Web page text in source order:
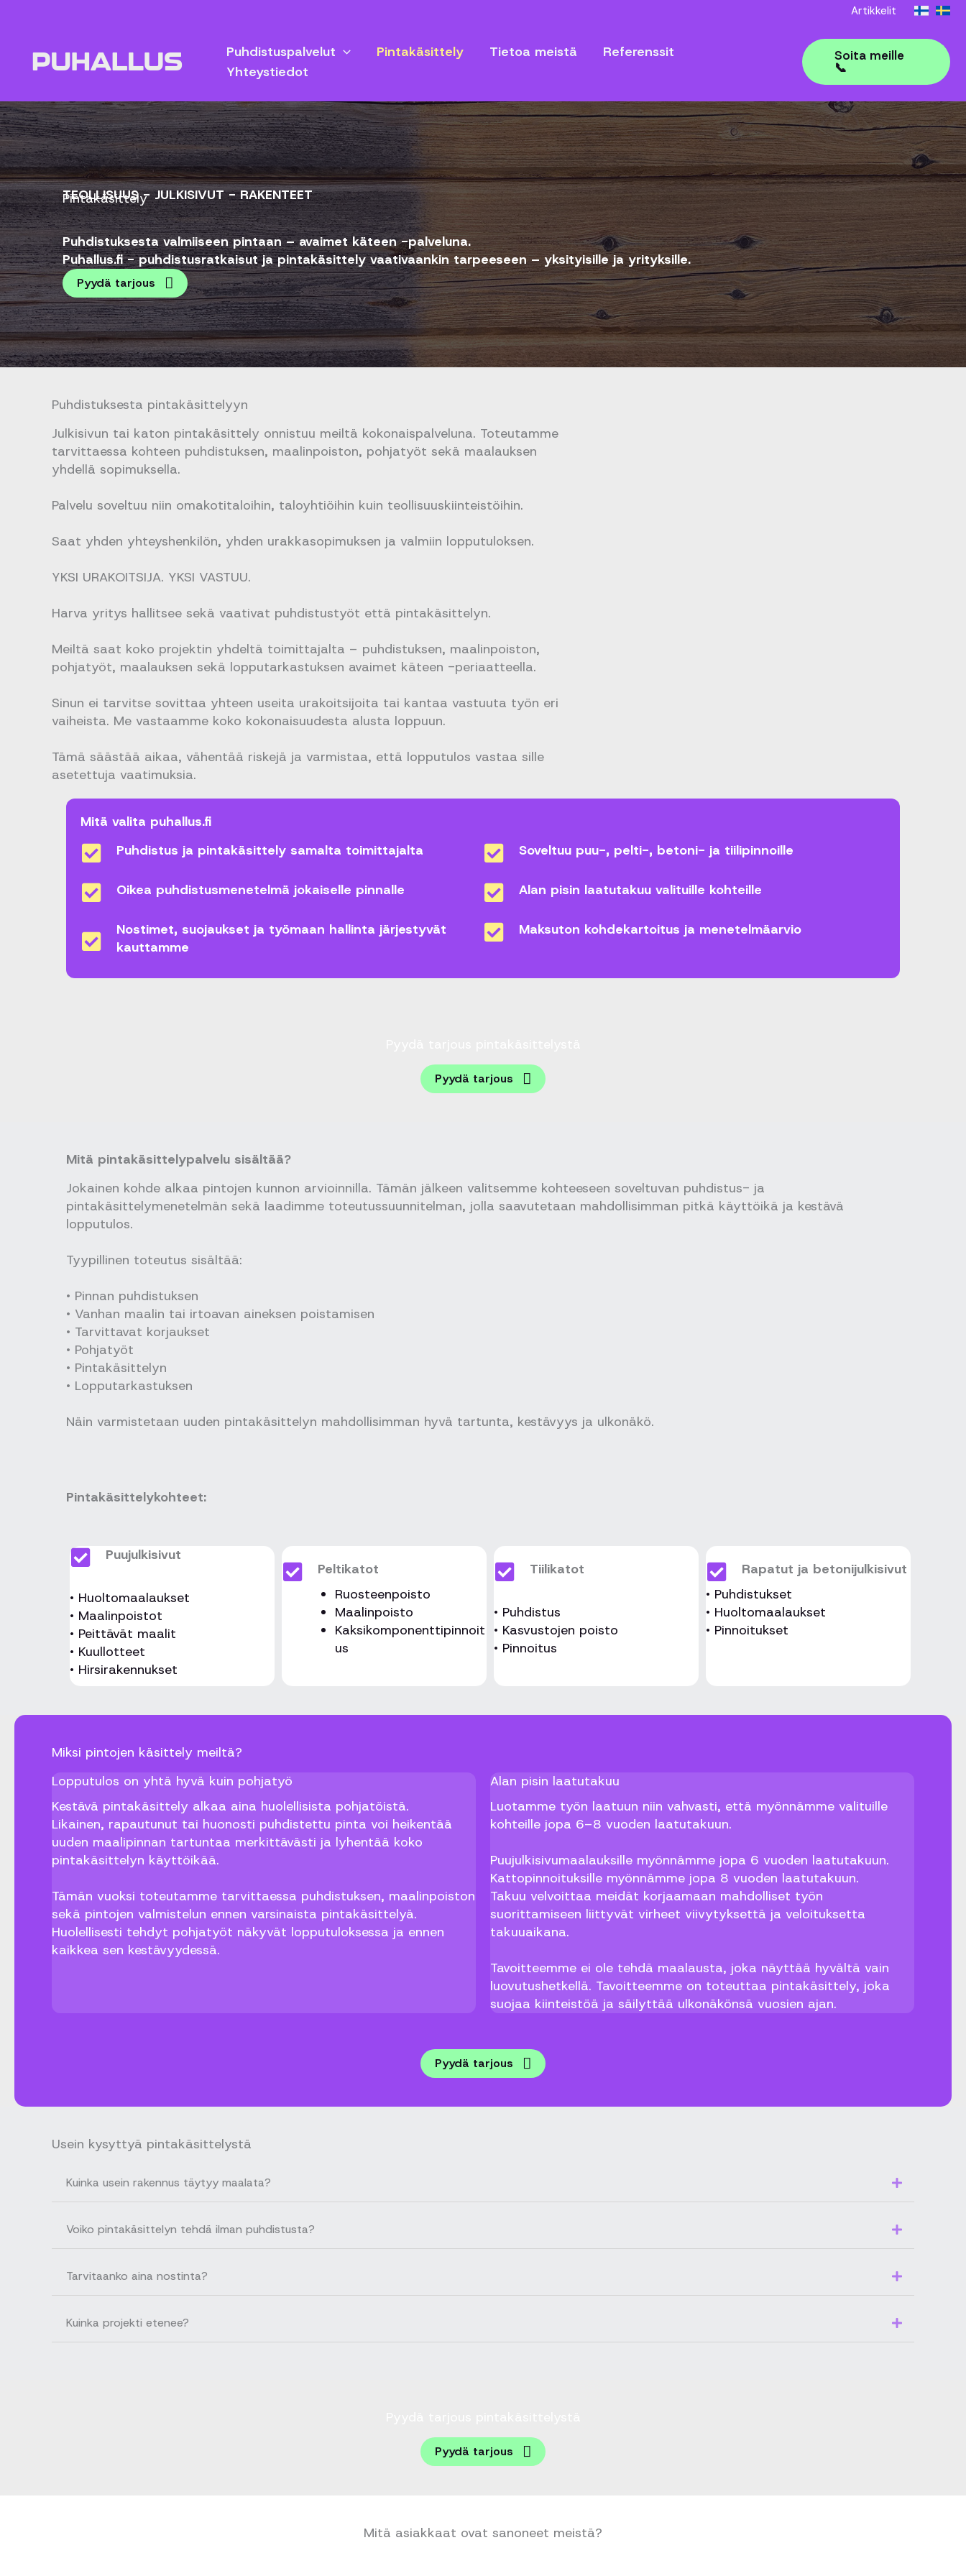
Artikkelit
Puhdistuspalvelut Pintakäsittely Tietoa meistä
Referenssit
Yhteystiedot
Soita meille
📞
TEOLLISUUS - JULKISIVUT - RAKENTEET
Pintakäsittely
Puhdistuksesta valmiiseen pintaan – avaimet käteen -palveluna.
Puhallus.fi - puhdistus­ratkaisut ja pintakäsittely vaativaankin tarpeeseen – yksityisille ja yrityksille.
Pyydä tarjous
Puhdistuksesta pintakäsittelyyn
Julkisivun tai katon pintakäsittely onnistuu meiltä kokonaispalveluna. Toteutamme
tarvittaessa kohteen puhdistuksen, maalinpoiston, pohjatyöt sekä maalauksen
yhdellä sopimuksella.
Palvelu soveltuu niin omakotitaloihin, taloyhtiöihin kuin teollisuuskiinteistöihin.
Saat yhden yhteyshenkilön, yhden urakkasopimuksen ja valmiin lopputuloksen.
YKSI URAKOITSIJA. YKSI VASTUU.
Harva yritys hallitsee sekä vaativat puhdistustyöt että pintakäsittelyn.
Meiltä saat koko projektin yhdeltä toimittajalta – puhdistuksen, maalinpoiston,
pohjatyöt, maalauksen sekä lopputarkastuksen avaimet käteen -periaatteella.
Sinun ei tarvitse sovittaa yhteen useita urakoitsijoita tai kantaa vastuuta työn eri
vaiheista. Me vastaamme koko kokonaisuudesta alusta loppuun.
Tämä säästää aikaa, vähentää riskejä ja varmistaa, että lopputulos vastaa sille
asetettuja vaatimuksia.
Mitä valita puhallus.fi
Puhdistus ja pintakäsittely samalta toimittajalta
Soveltuu puu-, pelti-, betoni- ja tiilipinnoille
Oikea puhdistusmenetelmä jokaiselle pinnalle Alan pisin laatutakuu valituille kohteille
Nostimet, suojaukset ja työmaan hallinta järjestyvät
kauttamme
Maksuton kohdekartoitus ja menetelmäarvio
Pyydä tarjous
Mitä pintakäsittelypalvelu sisältää?
Jokainen kohde alkaa pintojen kunnon arvioinnilla. Tämän jälkeen valitsemme kohteeseen soveltuvan puhdistus- ja
pintakäsittelymenetelmän sekä laadimme toteutussuunnitelman, jolla saavutetaan mahdollisimman pitkä käyttöikä ja kestävä
lopputulos.
Tyypillinen toteutus sisältää:
• Pinnan puhdistuksen
• Vanhan maalin tai irtoavan aineksen poistamisen
• Tarvittavat korjaukset
• Pohjatyöt
• Pintakäsittelyn
• Lopputarkastuksen
Näin varmistetaan uuden pintakäsittelyn mahdollisimman hyvä tartunta, kestävyys ja ulkonäkö.
Pintakäsittelykohteet:
Puujulkisivut
• Huoltomaalaukset
• Maalinpoistot
• Peittävät maalit
• Kuullotteet
• Hirsirakennukset
Peltikatot
Ruosteenpoisto
Maalinpoisto
Kaksikomponenttipinnoit
us
Tiilikatot
• Puhdistus
• Kasvustojen poisto
• Pinnoitus
Rapatut ja betonijulkisivut
• Puhdistukset
• Huoltomaalaukset
• Pinnoitukset
Miksi pintojen käsittely meiltä?
Lopputulos on yhtä hyvä kuin pohjatyö
Kestävä pintakäsittely alkaa aina huolellisista pohjatöistä.
Likainen, rapautunut tai huonosti puhdistettu pinta voi heikentää
uuden maalipinnan tartuntaa merkittävästi ja lyhentää koko
pintakäsittelyn käyttöikää.
Tämän vuoksi toteutamme tarvittaessa puhdistuksen, maalinpoiston
sekä pintojen valmistelun ennen varsinaista pintakäsittelyä.
Huolellisesti tehdyt pohjatyöt näkyvät lopputuloksessa ja ennen
kaikkea sen kestävyydessä.
Alan pisin laatutakuu
Luotamme työn laatuun niin vahvasti, että myönnämme valituille
kohteille jopa 6–8 vuoden laatutakuun.
Puujulkisivumaalauksille myönnämme jopa 6 vuoden laatutakuun.
Kattopinnoituksille myönnämme jopa 8 vuoden laatutakuun.
Takuu velvoittaa meidät korjaamaan mahdolliset työn
suorittamiseen liittyvät virheet viivytyksettä ja veloituksetta
takuuaikana.
Tavoitteemme ei ole tehdä maalausta, joka näyttää hyvältä vain
luovutushetkellä. Tavoitteemme on toteuttaa pintakäsittely, joka
suojaa kiinteistöä ja säilyttää ulkonäkönsä vuosien ajan.
Pyydä tarjous
Usein kysyttyä pintakäsittelystä
Kuinka usein rakennus täytyy maalata?
Voiko pintakäsittelyn tehdä ilman puhdistusta?
Tarvitaanko aina nostinta?
Kuinka projekti etenee?
Pyydä tarjous
Mitä asiakkaat ovat sanoneet meistä?